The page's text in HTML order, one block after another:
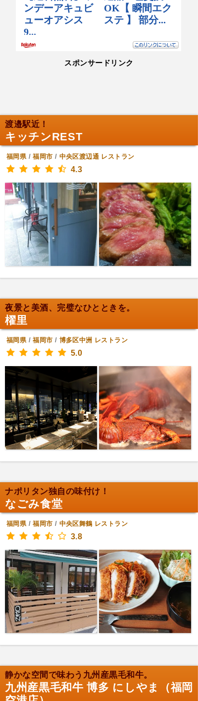
スポンサードリンク
渡邉駅近！
キッチンREST
福岡県/福岡市 / 中央区渡辺通 レストラン
4.3
夜景と美酒、完璧なひとときを。
櫂里
福岡県/福岡市 / 博多区中洲 レストラン
5.0
ナポリタン独自の味付け！
なごみ食堂
福岡県/福岡市 / 中央区舞鶴 レストラン
3.8
静かな空間で味わう九州産黒毛和牛。
九州産黒毛和牛 博多 にしやま（福岡